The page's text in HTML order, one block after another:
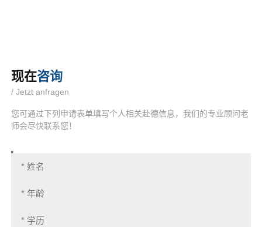
现在咨询
/ Jetzt anfragen
您可通过下列申请表单填写个人相关赴德信息，我们的专业顾问老
师会尽快联系您！